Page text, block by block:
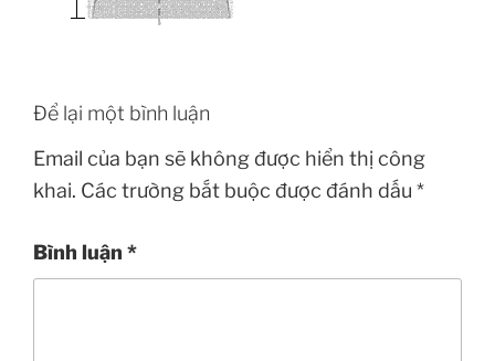
Để lại một bình luận
Email của bạn sẽ không được hiển thị công
khai. Các trường bắt buộc được đánh dấu *
Bình luận *